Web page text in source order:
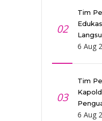
02
Tim
6 Aug
03
Tim
6 Aug